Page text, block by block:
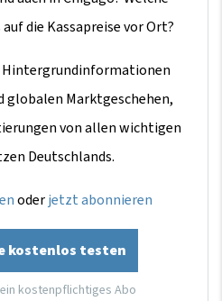
die Kassapreise vor Ort?
globalen Marktgeschehen,
von allen wichtigen
Deutschlands.
oderjetzt abonnieren
kostenlos testen
kostenpflichtiges Abo